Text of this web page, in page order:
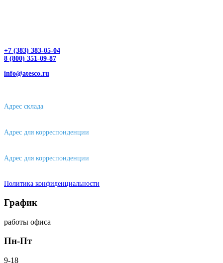
+7 (383) 383-05-04
8 (800) 351-09-87
info@atesco.ru
Адрес склада
Адрес для корреспонденции
Адрес для корреспонденции
Политика конфиденциальности
График
работы офиса
Пн-Пт
9-18